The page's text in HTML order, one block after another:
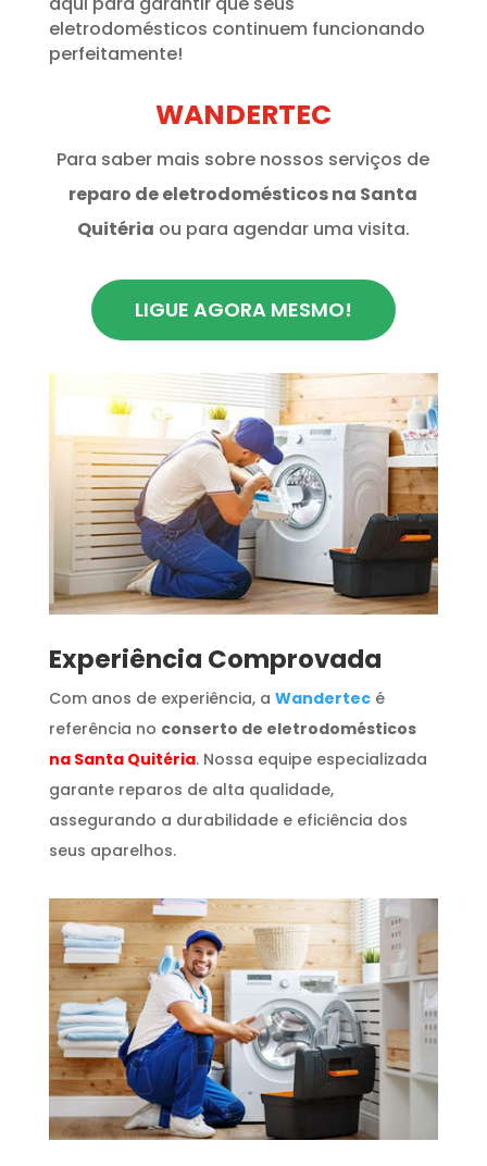
eletrodomésticos continuem funcionando
perfeitamente!
WANDERTEC
Para saber mais sobre nossos serviços de
reparo de eletrodomésticos na Santa
Quitéria ou para agendar uma visita.
LIGUE AGORA MESMO!
​Experiência Comprovada
Com anos de experiência, a Wandertecé
referência no conserto de eletrodomésticos
na Santa Quitéria. Nossa equipe especializada
garante reparos de alta qualidade,
assegurando a durabilidade e eficiência dos
seus aparelhos.